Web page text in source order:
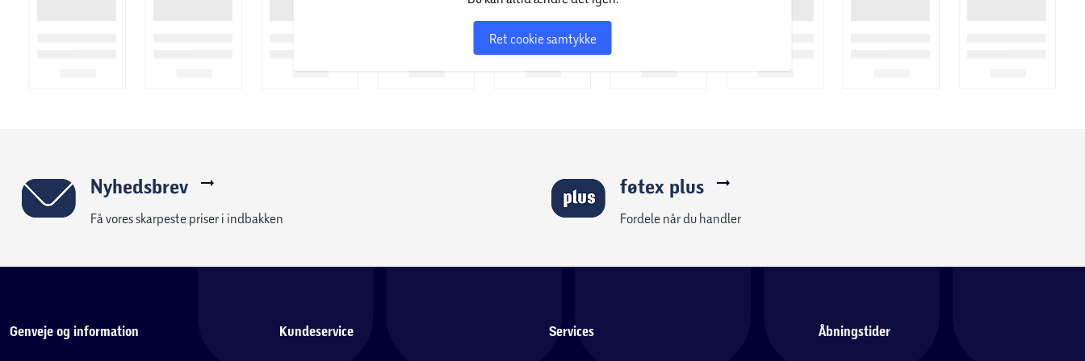
Ret cookie samtykke
Nyhedsbrev
Få vores skarpeste priser i indbakken
føtex plus
Fordele når du handler
Genveje og information Kundeservice Services Åbningstider